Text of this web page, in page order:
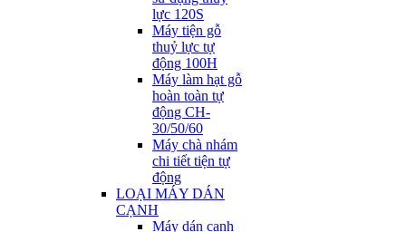
lực 120S
Máy tiện gỗ
thuỷ lực tự
động 100H
Máy làm hạt gỗ
hoàn toàn tự
động CH-
30/50/60
Máy chà nhám
chi tiết tiện tự
động
LOẠI MÁY DÁN
CẠNH
Máy dán cạnh